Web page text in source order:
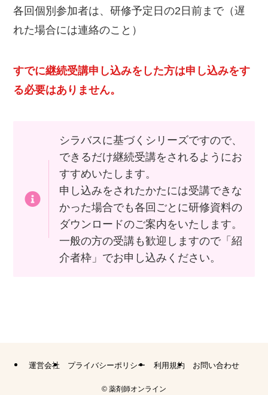
各回個別参加者は、研修予定日の2日前まで（遅
れた場合には連絡のこと）
すでに継続受講申し込みをした方は申し込みをす
る必要はありません。
シラバスに基づくシリーズですので、
できるだけ継続受講をされるようにお
すすめいたします。
申し込みをされたかたには受講できな
かった場合でも各回ごとに研修資料の
ダウンロードのご案内をいたします。
一般の方の受講も歓迎しますので「紹
介者枠」でお申し込みください。
運営会社 プライバシーポリシー 利用規約 お問い合わせ
© 薬剤師オンライン